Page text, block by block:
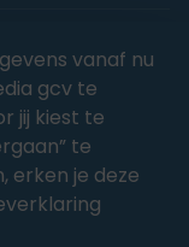
vanaf nu
gcv te
jij kiest te
te
erken je deze